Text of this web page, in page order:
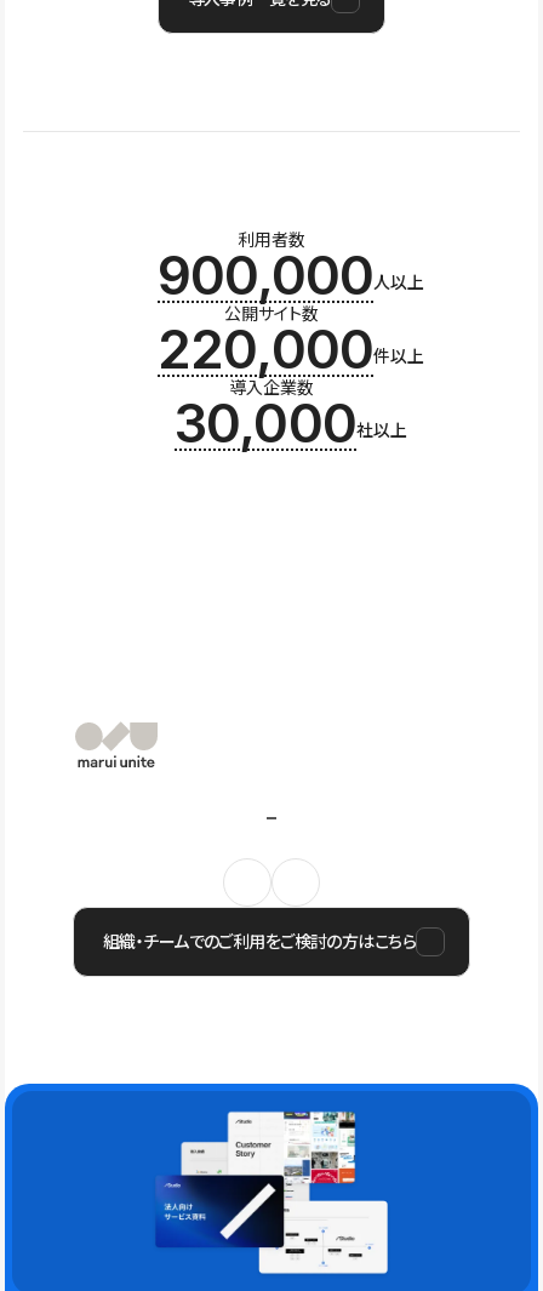
利用者数
900,000人以上
公開サイト数
220,000件以上
導入企業数
30,000社以上
組織・チームでのご利用をご検討の方はこちら